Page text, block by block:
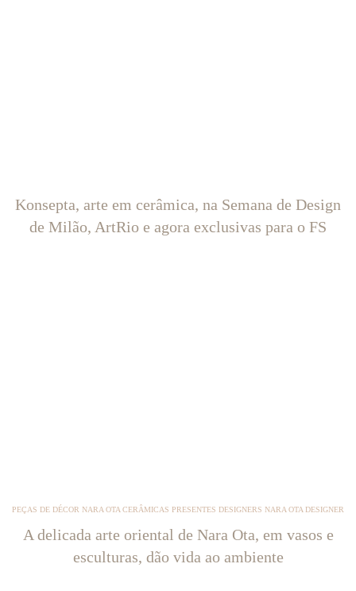
Konsepta, arte em cerâmica, na Semana de Design
de Milão, ArtRio e agora exclusivas para o FS
PEÇAS DE DÉCOR NARA OTA CERÂMICAS PRESENTES DESIGNERS NARA OTA DESIGNER
A delicada arte oriental de Nara Ota, em vasos e
esculturas, dão vida ao ambiente